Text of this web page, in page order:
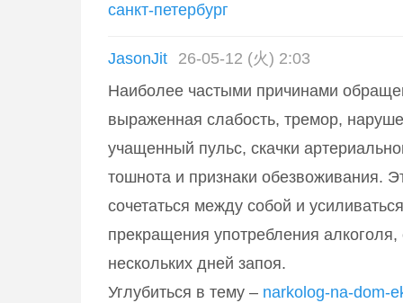
санкт-петербург
JasonJit
26-05-12 (火) 2:03
Наиболее частыми причинами
выраженная слабость, тремор,
учащенный пульс, скачки
тошнота и признаки обезвоживания.
сочетаться между собой и
прекращения употребления
нескольких дней запоя.
Углубиться в тему – narkolog-na-dom-